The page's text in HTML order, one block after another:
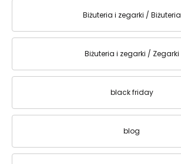
Biżuteria i zegarki / Biżuteria
Biżuteria i zegarki / Zegarki
black friday
blog